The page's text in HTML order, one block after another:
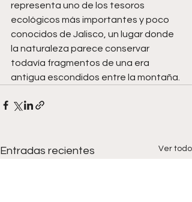
representa uno de los tesoros
ecológicos más importantes y poco
conocidos de Jalisco, un lugar donde
la naturaleza parece conservar
todavía fragmentos de una era
antigua escondidos entre la montaña.
Entradas recientes Ver todo